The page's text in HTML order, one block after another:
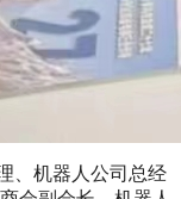
、机器人公司总经